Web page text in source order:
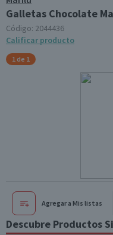
Galletas Chocolate
Código: 2044436
Calificar producto
1 de 1
Agregar a Mis listas
Descubre Productos